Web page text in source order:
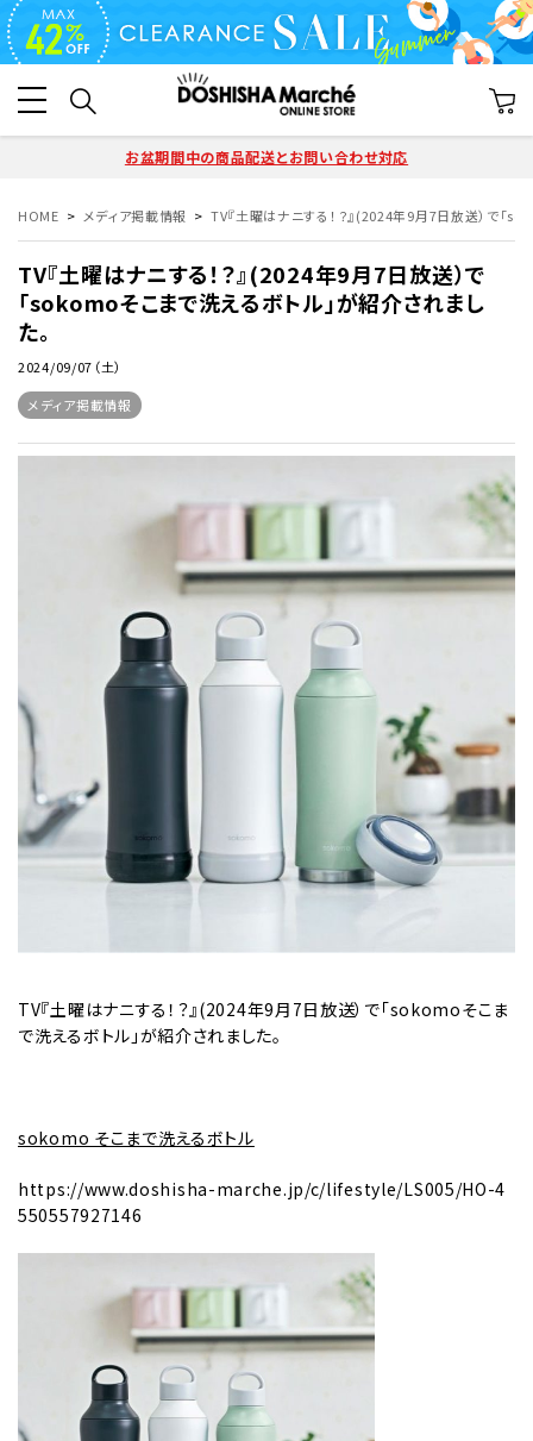
お盆期間中の商品配送とお問い合わせ対応
HOME メディア掲載情報 TV『土曜はナニする！？』(2024年9月7日放送）で「
TV『土曜はナニする！？』(2024年9月7日放送）で
「sokomoそこまで洗えるボトル」が紹介されまし
た。
2024/09/07（土）
メディア掲載情報
TV『土曜はナニする！？』(2024年9月7日放送）で「sokomoそこま
で洗えるボトル」が紹介されました。
sokomo そこまで洗えるボトル
https://www.doshisha-marche.jp/c/lifestyle/LS005/HO-4
550557927146